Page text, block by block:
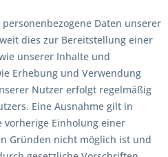
Daten unserer
dies zur Bereitstellung einer
unserer Inhalte und
Erhebung und Verwendung
Nutzer erfolgt regelmäßig
Eine Ausnahme gilt in
vorherige Einholung einer
Gründen nicht möglich ist und